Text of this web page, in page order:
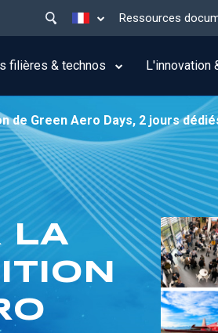
Lister les actions
menu
top
Ressources
filières & technos L'innovation
de Green Aero Days, 2 jours
LA